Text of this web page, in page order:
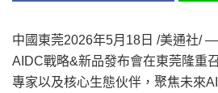
中國東莞2026年5月18日 /美通社/ —
AIDC戰略&新品發布會在東莞隆重
專家以及核心生態伙伴，聚焦未來